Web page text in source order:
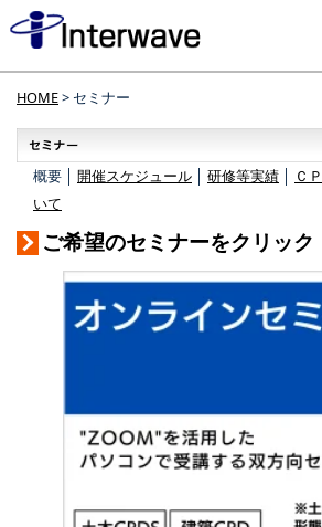
HOME> セミナー
概要 │ 開催スケジュール 研修等実績
Ｃ
いて
ご希望のセミナーをクリック